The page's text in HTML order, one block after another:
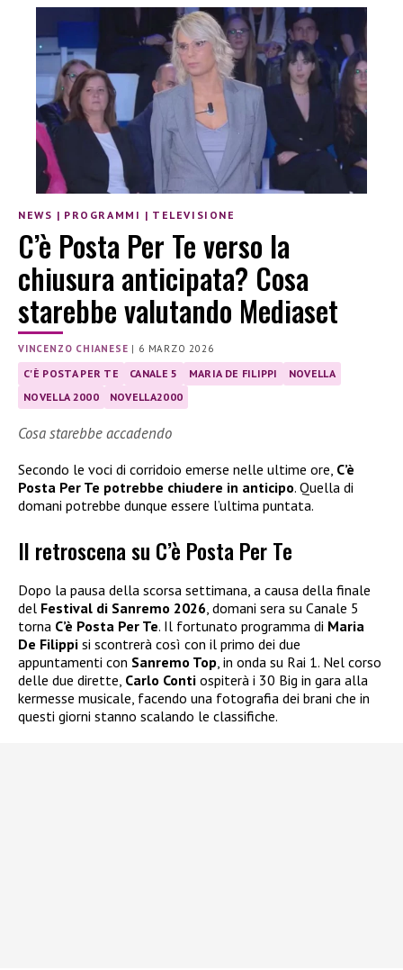
NEWS | PROGRAMMI | TELEVISIONE
C’è Posta Per Te verso la
chiusura anticipata? Cosa
starebbe valutando Mediaset
VINCENZO CHIANESE | 6 MARZO 2026
C'È POSTA PER TE CANALE 5 MARIA DE FILIPPI
NOVELLA
NOVELLA 2000
NOVELLA2000
Cosa starebbe accadendo
Secondo le voci di corridoio emerse nelle ultime ore, C’è
Posta Per Te potrebbe chiudere in anticipo. Quella di
domani potrebbe dunque essere l’ultima puntata.
Il retroscena su C’è Posta Per Te
Dopo la pausa della scorsa settimana, a causa della finale
del Festival di Sanremo 2026, domani sera su Canale 5
torna C’è Posta Per Te. Il fortunato programma di Maria
De Filippi si scontrerà così con il primo dei due
appuntamenti con Sanremo Top, in onda su Rai 1. Nel corso
delle due dirette, Carlo Conti ospiterà i 30 Big in gara alla
kermesse musicale, facendo una fotografia dei brani che in
questi giorni stanno scalando le classifiche.